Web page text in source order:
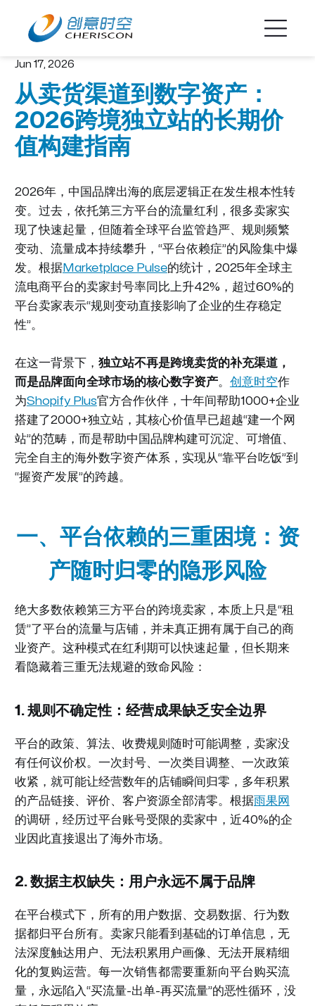
Jun 17, 2026
从卖货渠道到数字资产：
2026跨境独立站的长期价
值构建指南
2026年，中国品牌出海的底层逻辑正在发生根本性转
变。过去，依托第三方平台的流量红利，很多卖家实
现了快速起量，但随着全球平台监管趋严、规则频繁
变动、流量成本持续攀升，“平台依赖症”的风险集中爆
发。根据Marketplace Pulse的统计，2025年全球主
流电商平台的卖家封号率同比上升42%，超过60%的
平台卖家表示“规则变动直接影响了企业的生存稳定
性”。
在这一背景下， 独立站不再是跨境卖货的补充渠道，
而是品牌面向全球市场的核心数字资产。 创意时空作
为Shopify Plus官方合作伙伴，十年间帮助1000+企业
搭建了2000+独立站，其核心价值早已超越“建一个网
站”的范畴，而是帮助中国品牌构建可沉淀、可增值、
完全自主的海外数字资产体系，实现从“靠平台吃饭”到
“握资产发展”的跨越。
一、平台依赖的三重困境：资
产随时归零的隐形风险
绝大多数依赖第三方平台的跨境卖家，本质上只是“租
赁”了平台的流量与店铺，并未真正拥有属于自己的商
业资产。这种模式在红利期可以快速起量，但长期来
看隐藏着三重无法规避的致命风险：
1. 规则不确定性：经营成果缺乏安全边界
平台的政策、算法、收费规则随时可能调整，卖家没
有任何议价权。一次封号、一次类目调整、一次政策
收紧，就可能让经营数年的店铺瞬间归零，多年积累
的产品链接、评价、客户资源全部清零。根据雨果网
的调研，经历过平台账号受限的卖家中，近40%的企
业因此直接退出了海外市场。
2. 数据主权缺失：用户永远不属于品牌
在平台模式下，所有的用户数据、交易数据、行为数
据都归平台所有。卖家只能看到基础的订单信息，无
法深度触达用户、无法积累用户画像、无法开展精细
化的复购运营。每一次销售都需要重新向平台购买流
量，永远陷入“买流量-出单-再买流量”的恶性循环，没